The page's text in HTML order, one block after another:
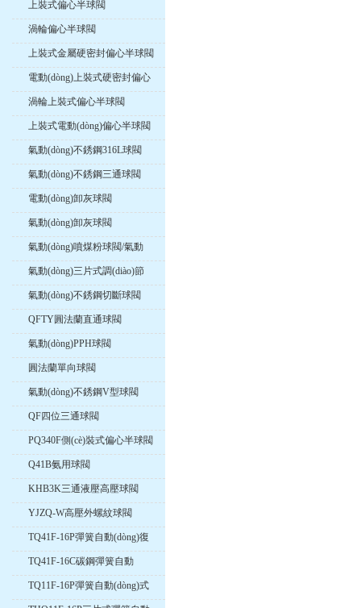
上裝式偏心半球閥
渦輪偏心半球閥
上裝式金屬硬密封偏心半球閥
電動(dòng)上裝式硬密封偏心
球閥
渦輪上裝式偏心半球閥
上裝式電動(dòng)偏心半球閥
氣動(dòng)不銹鋼316L球閥
氣動(dòng)不銹鋼三通球閥
電動(dòng)卸灰球閥
氣動(dòng)卸灰球閥
氣動(dòng)噴煤粉球閥/氣動
(dòng)卸灰球閥
氣動(dòng)三片式調(diào)節
(jié)球閥
氣動(dòng)不銹鋼切斷球閥
QFTY圓法蘭直通球閥
氣動(dòng)PPH球閥
圓法蘭單向球閥
氣動(dòng)不銹鋼V型球閥
QF四位三通球閥
PQ340F側(cè)裝式偏心半球閥
Q41B氨用球閥
KHB3K三通液壓高壓球閥
YJZQ-W高壓外螺紋球閥
TQ41F-16P彈簧自動(dòng)復
(fù)位法蘭球閥
TQ41F-16C碳鋼彈簧自動
(dòng)歸位式球閥
TQ11F-16P彈簧自動(dòng)式
歸位球閥